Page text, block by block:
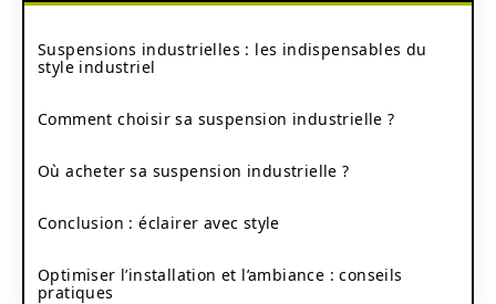
Suspensions industrielles : les indispensables du
style industriel
Comment choisir sa suspension industrielle ?
Où acheter sa suspension industrielle ?
Conclusion : éclairer avec style
Optimiser l’installation et l’ambiance : conseils
pratiques